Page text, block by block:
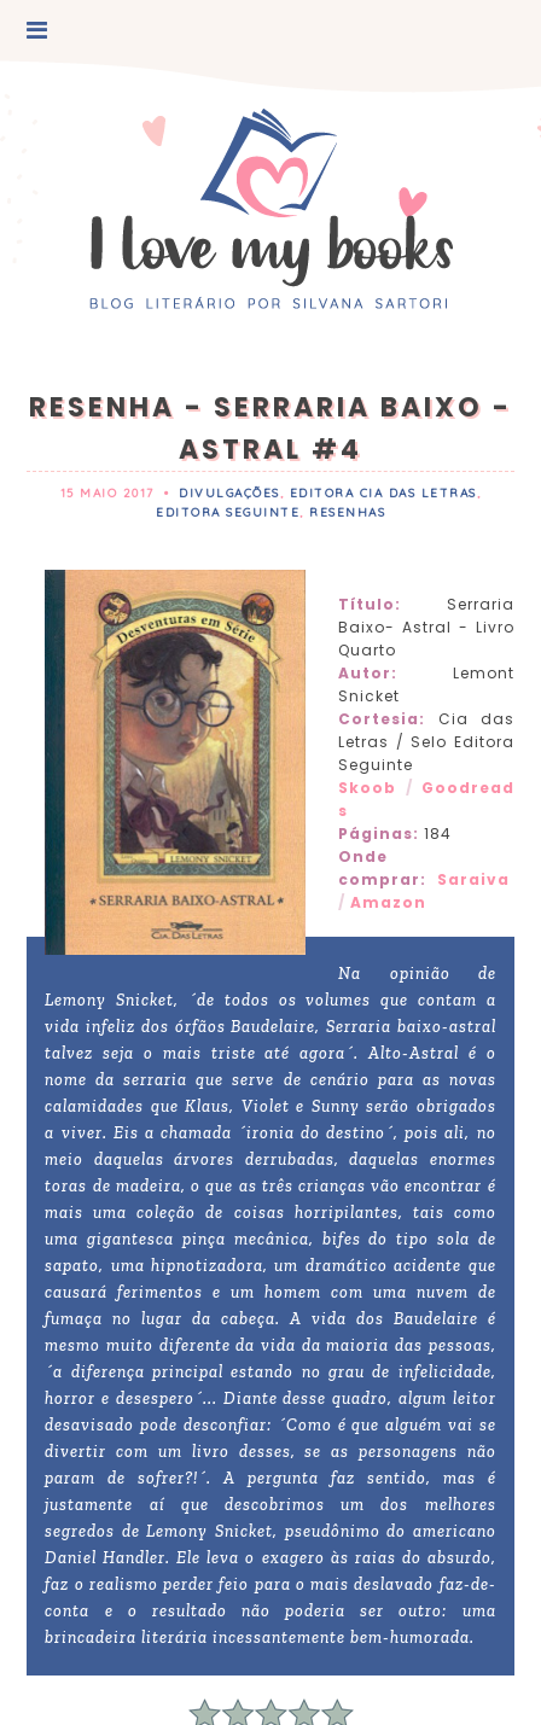
RESENHA - SERRARIA BAIXO -
ASTRAL #4
15 MAIO 2017 • DIVULGAÇÕES, EDITORA CIA DAS LETRAS,
EDITORA SEGUINTE, RESENHAS
Título:
Serraria
Baixo- Astral - Livro
Quarto
Autor:
Lemont
Snicket
Cortesia:
Cia das
Letras / Selo Editora
Seguinte
Skoob
/ Goodread
s
Páginas: 184
Onde
comprar:
Saraiva
/Amazon
Na opinião de
Lemony Snicket, ´de todos os volumes que contam a
vida infeliz dos órfãos Baudelaire, Serraria baixo-astral
talvez seja o mais triste até agora´. Alto-Astral é o
nome da serraria que serve de cenário para as novas
calamidades que Klaus, Violet e Sunny serão obrigados
a viver. Eis a chamada ´ironia do destino´, pois ali, no
meio daquelas árvores derrubadas, daquelas enormes
toras de madeira, o que as três crianças vão encontrar é
mais uma coleção de coisas horripilantes, tais como
uma gigantesca pinça mecânica, bifes do tipo sola de
sapato, uma hipnotizadora, um dramático acidente que
causará ferimentos e um homem com uma nuvem de
fumaça no lugar da cabeça. A vida dos Baudelaire é
mesmo muito diferente da vida da maioria das pessoas,
´a diferença principal estando no grau de infelicidade,
horror e desespero´... Diante desse quadro, algum leitor
desavisado pode desconfiar: ´Como é que alguém vai se
divertir com um livro desses, se as personagens não
param de sofrer?!´. A pergunta faz sentido, mas é
justamente aí que descobrimos um dos melhores
segredos de Lemony Snicket, pseudônimo do americano
Daniel Handler. Ele leva o exagero às raias do absurdo,
faz o realismo perder feio para o mais deslavado faz-de-
conta e o resultado não poderia ser outro: uma
brincadeira literária incessantemente bem-humorada.